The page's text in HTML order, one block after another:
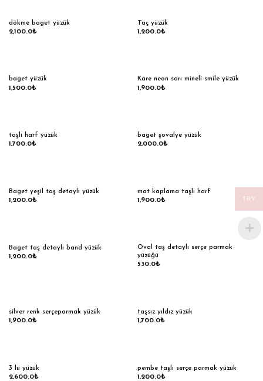
dökme baget yüzük
2,100.0₺
Taç yüzük
1,200.0₺
baget yüzük
1,500.0₺
Kare neon sarı mineli smile yüzük
1,900.0₺
taşlı harf yüzük
1,700.0₺
baget şovalye yüzük
2,000.0₺
Baget yeşil taş detaylı yüzük
1,200.0₺
mat kaplama taşlı harf
1,900.0₺
Baget taş detaylı band yüzük
1,200.0₺
Oval taş detaylı serçe parmak
yüzüğü
530.0₺
silver renk serçeparmak yüzük
1,900.0₺
taşsız yıldız yüzük
1,700.0₺
3 lü yüzük
2,600.0₺
pembe taşlı serçe parmak yüzük
1,200.0₺
TRY